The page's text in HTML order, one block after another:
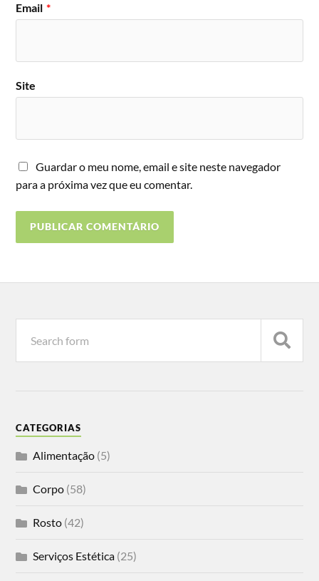
Email *
Site
Guardar o meu nome, email e site neste navegador
para a próxima vez que eu comentar.
CATEGORIAS
Alimentação (5)
Corpo (58)
Rosto (42)
Serviços Estética (25)